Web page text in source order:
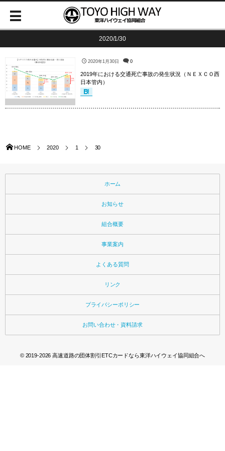
2020/1/30
2020年1月30日 0
2019年における交通死亡事故の発生状況（ＮＥＸＣＯ西
日本管内）
HOME 2020 1 30
ホーム
お知らせ
組合概要
事業案内
よくある質問
リンク
プライバシーポリシー
お問い合わせ・資料請求
© 2019-2026高速道路の団体割引ETCカードなら東洋ハイウェイ協同組合へ